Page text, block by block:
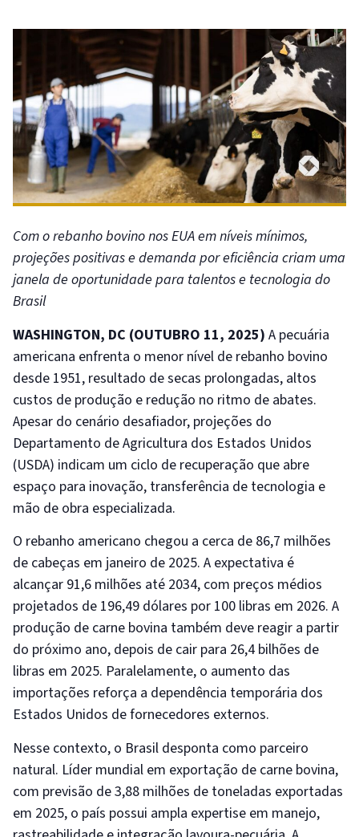
Com o rebanho bovino nos EUA em níveis mínimos,
projeções positivas e demanda por eficiência criam uma
janela de oportunidade para talentos e tecnologia do
Brasil
WASHINGTON, DC (OUTUBRO 11, 2025) A pecuária
americana enfrenta o menor nível de rebanho bovino
desde 1951, resultado de secas prolongadas, altos
custos de produção e redução no ritmo de abates.
Apesar do cenário desafiador, projeções do
Departamento de Agricultura dos Estados Unidos
(USDA) indicam um ciclo de recuperação que abre
espaço para inovação, transferência de tecnologia e
mão de obra especializada.
O rebanho americano chegou a cerca de 86,7 milhões
de cabeças em janeiro de 2025. A expectativa é
alcançar 91,6 milhões até 2034, com preços médios
projetados de 196,49 dólares por 100 libras em 2026. A
produção de carne bovina também deve reagir a partir
do próximo ano, depois de cair para 26,4 bilhões de
libras em 2025. Paralelamente, o aumento das
importações reforça a dependência temporária dos
Estados Unidos de fornecedores externos.
Nesse contexto, o Brasil desponta como parceiro
natural. Líder mundial em exportação de carne bovina,
com previsão de 3,88 milhões de toneladas exportadas
em 2025, o país possui ampla expertise em manejo,